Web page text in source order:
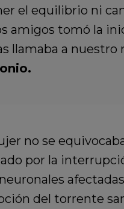
el equilibrio ni
amigos tomó la
llamaba a nuestro
no se
por la
del torrente